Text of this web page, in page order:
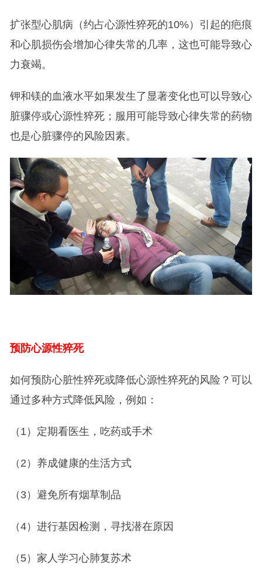
扩张型心肌病（约占心源性猝死的10%）引起的疤痕
和心肌损伤会增加心律失常的几率，这也可能导致心
力衰竭。
钾和镁的血液水平如果发生了显著变化也可以导致心
脏骤停或心源性猝死；服用可能导致心律失常的药物
也是心脏骤停的风险因素。
预防心源性猝死
如何预防心脏性猝死或降低心源性猝死的风险？可以
通过多种方式降低风险，例如：
（1）定期看医生，吃药或手术
（2）养成健康的生活方式
（3）避免所有烟草制品
（4）进行基因检测，寻找潜在原因
（5）家人学习心肺复苏术